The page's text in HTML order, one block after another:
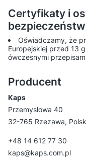
Certyfikaty i
Oświadczamy, że
Europejskiej przed 13
ówczesnymi
Producent
Kaps
Przemysłowa 40
32-765 Rzezawa,
+48 14 612 77 30
kaps@kaps.com.pl